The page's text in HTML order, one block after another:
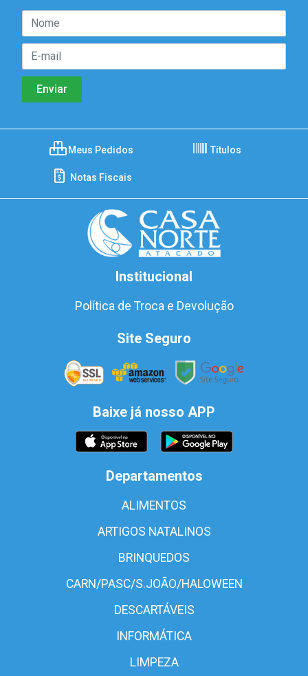
Meus Pedidos Títulos
Notas Fiscais
Institucional
Política de Troca e Devolução
Site Seguro
Baixe já nosso APP
Departamentos
ALIMENTOS
ARTIGOS NATALINOS
BRINQUEDOS
CARN/PASC/S.JOÃO/HALOWEEN
DESCARTÁVEIS
INFORMÁTICA
LIMPEZA